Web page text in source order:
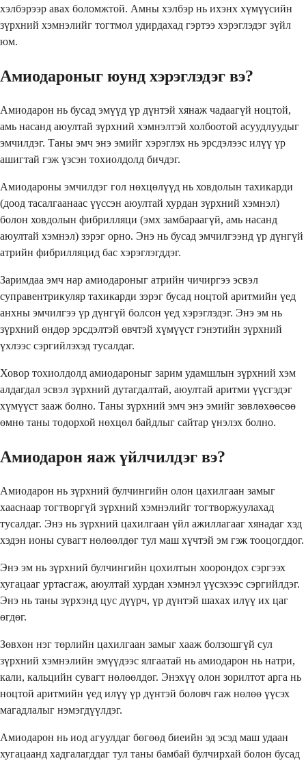
хэлбэрээр авах боломжтой. Амны хэлбэр нь ихэнх хүмүүсийн
зүрхний хэмнэлийг тогтмол удирдахад гэртээ хэрэглэдэг зүйл
юм.
Амиодароныг юунд хэрэглэдэг вэ?
Амиодарон нь бусад эмүүд үр дүнтэй хянаж чадаагүй ноцтой,
амь насанд аюултай зүрхний хэмнэлтэй холбоотой асуудлуудыг
эмчилдэг. Таны эмч энэ эмийг хэрэглэх нь эрсдэлээс илүү үр
ашигтай гэж үзсэн тохиолдолд бичдэг.
Амиодароны эмчилдэг гол нөхцөлүүд нь ховдолын тахикарди
(доод тасалгаанаас үүссэн аюултай хурдан зүрхний хэмнэл)
болон ховдолын фибрилляци (эмх замбараагүй, амь насанд
аюултай хэмнэл) зэрэг орно. Энэ нь бусад эмчилгээнд үр дүнгүй
атрийн фибрилляцид бас хэрэглэгддэг.
Заримдаа эмч нар амиодароныг атрийн чичиргээ эсвэл
суправентрикуляр тахикарди зэрэг бусад ноцтой аритмийн үед
анхны эмчилгээ үр дүнгүй болсон үед хэрэглэдэг. Энэ эм нь
зүрхний өндөр эрсдэлтэй өвчтэй хүмүүст гэнэтийн зүрхний
үхлээс сэргийлэхэд тусалдаг.
Ховор тохиолдолд амиодароныг зарим удамшлын зүрхний хэм
алдагдал эсвэл зүрхний дутагдалтай, аюултай аритми үүсгэдэг
хүмүүст зааж болно. Таны зүрхний эмч энэ эмийг зөвлөхөөсөө
өмнө таны тодорхой нөхцөл байдлыг сайтар үнэлэх болно.
Амиодарон яаж үйлчилдэг вэ?
Амиодарон нь зүрхний булчингийн олон цахилгаан замыг
хааснаар тогтворгүй зүрхний хэмнэлийг тогтворжуулахад
тусалдаг. Энэ нь зүрхний цахилгаан үйл ажиллагааг хянадаг хэд
хэдэн ионы сувагт нөлөөлдөг тул маш хүчтэй эм гэж тооцогддог.
Энэ эм нь зүрхний булчингийн цохилтын хоорондох сэргээх
хугацааг уртасгаж, аюултай хурдан хэмнэл үүсэхээс сэргийлдэг.
Энэ нь таны зүрхэнд цус дүүрч, үр дүнтэй шахах илүү их цаг
өгдөг.
Зөвхөн нэг төрлийн цахилгаан замыг хааж болзошгүй сул
зүрхний хэмнэлийн эмүүдээс ялгаатай нь амиодарон нь натри,
кали, кальцийн сувагт нөлөөлдөг. Энэхүү олон зорилтот арга нь
ноцтой аритмийн үед илүү үр дүнтэй боловч гаж нөлөө үүсэх
магадлалыг нэмэгдүүлдэг.
Амиодарон нь иод агуулдаг бөгөөд биеийн эд эсэд маш удаан
хугацаанд хадгалагддаг тул таны бамбай булчирхай болон бусад